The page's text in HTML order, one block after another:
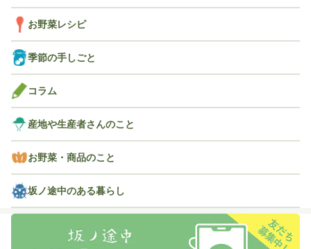
お野菜レシピ
季節の手しごと
コラム
産地や生産者さんのこと
お野菜・商品のこと
坂ノ途中のある暮らし